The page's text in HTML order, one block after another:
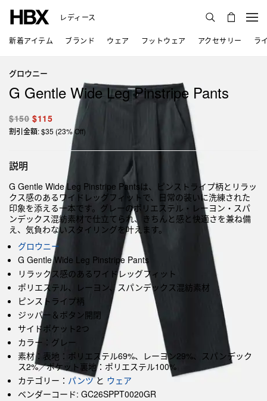
レディース
新着アイテム ブランド ウェア フットウェア アクセサリー ラ
グロウニー
G Gentle Wide Leg Pinstripe Pants
$150 $115
割引金額: $35 (23% Off)
説明
G Gentle Wide Leg Pinstripe Pantsは、ピンストライプ柄とリラッ
クス感のあるワイドレッグフィットで、日常の装いに洗練された
印象を添える一本です。グレーのポリエステル・レーヨン・スパ
ンデックス混紡素材で仕立てられ、きちんと感と快適さを兼ね備
え、気負わないスタイリングを叶えます。
グロウニー
G Gentle Wide Leg Pinstripe Pants
リラックス感のあるワイドレッグフィット
ポリエステル、レーヨン、スパンデックス混紡素材
ピンストライプ柄
ジッパー＆ボタン開閉
サイドポケット2つ
カラー：グレー
素材：表地：ポリエステル69%、レーヨン29%、スパンデック
ス2%／ポケット裏地：ポリエステル100%
カテゴリー： パンツと ウェア
ベンダーコード: GC26SPPT0020GR